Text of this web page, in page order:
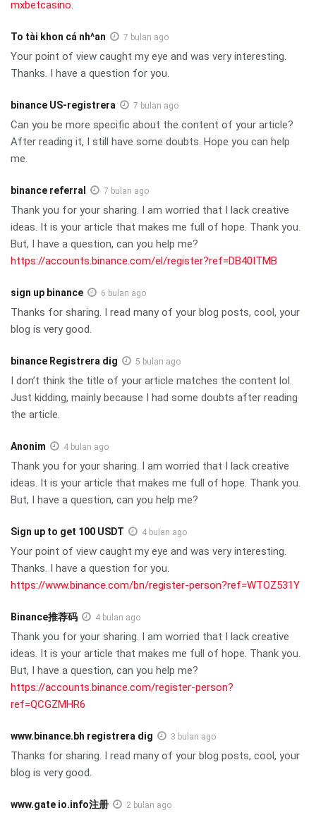
mxbetcasino.
To tài khon cá nh^an 7 bulan ago
Your point of view caught my eye and was very interesting.
Thanks. I have a question for you.
binance US-registrera 7 bulan ago
Can you be more specific about the content of your article?
After reading it, I still have some doubts. Hope you can help
me.
binance referral 7 bulan ago
Thank you for your sharing. I am worried that I lack creative
ideas. It is your article that makes me full of hope. Thank you.
But, I have a question, can you help me?
https://accounts.binance.com/el/register?ref=DB40ITMB
sign up binance 6 bulan ago
Thanks for sharing. I read many of your blog posts, cool, your
blog is very good.
binance Registrera dig 5 bulan ago
I don’t think the title of your article matches the content lol.
Just kidding, mainly because I had some doubts after reading
the article.
Anonim 4 bulan ago
Thank you for your sharing. I am worried that I lack creative
ideas. It is your article that makes me full of hope. Thank you.
But, I have a question, can you help me?
Sign up to get 100 USDT 4 bulan ago
Your point of view caught my eye and was very interesting.
Thanks. I have a question for you.
https://www.binance.com/bn/register-person?ref=WTOZ531Y
Binance推荐码 4 bulan ago
Thank you for your sharing. I am worried that I lack creative
ideas. It is your article that makes me full of hope. Thank you.
But, I have a question, can you help me?
https://accounts.binance.com/register-person?
ref=QCGZMHR6
www.binance.bh registrera dig 3 bulan ago
Thanks for sharing. I read many of your blog posts, cool, your
blog is very good.
www.gate io.info注册 2 bulan ago